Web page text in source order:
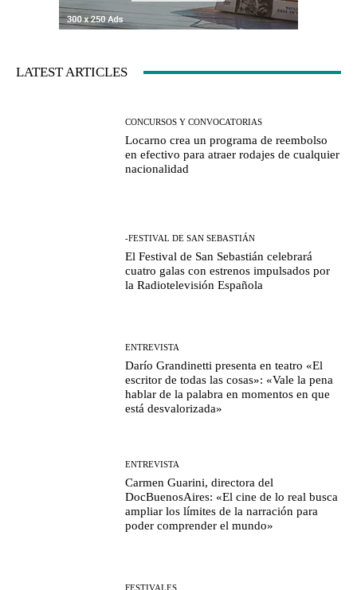
LATEST ARTICLES
CONCURSOS Y CONVOCATORIAS
Locarno crea un programa de reembolso
en efectivo para atraer rodajes de cualquier
nacionalidad
-FESTIVAL DE SAN SEBASTIÁN
El Festival de San Sebastián celebrará
cuatro galas con estrenos impulsados por
la Radiotelevisión Española
ENTREVISTA
Darío Grandinetti presenta en teatro «El
escritor de todas las cosas»: «Vale la pena
hablar de la palabra en momentos en que
está desvalorizada»
ENTREVISTA
Carmen Guarini, directora del
DocBuenosAires: «El cine de lo real busca
ampliar los límites de la narración para
poder comprender el mundo»
FESTIVALES